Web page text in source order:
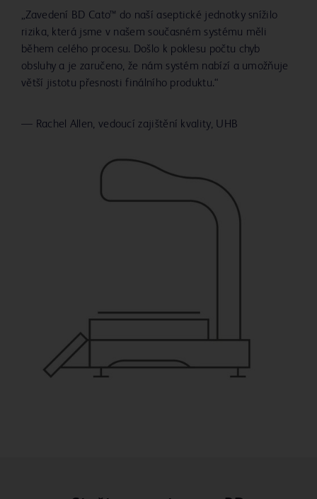
„Zavedení BD Cato™ do naší aseptické jednotky snížilo
rizika, která jsme v našem současném systému měli
během celého procesu. Došlo k poklesu počtu chyb
obsluhy a je zaručeno, že nám systém nabízí a umožňuje
větší jistotu přesnosti finálního produktu.“
— Rachel Allen, vedoucí zajištění kvality, UHB